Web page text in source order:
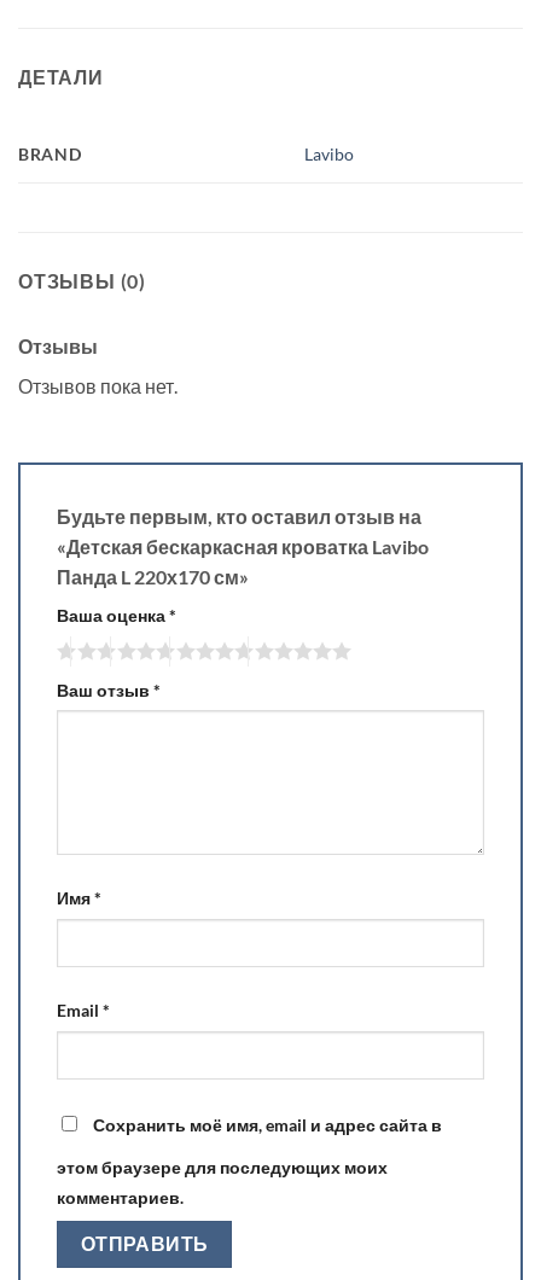
ДЕТАЛИ
BRAND Lavibo
ОТЗЫВЫ (0)
Отзывы
Отзывов пока нет.
Будьте первым, кто оставил отзыв на
«Детская бескаркасная кроватка Lavibo
Панда L 220х170 см»
Ваша оценка*
Ваш отзыв *
Имя*
Email *
Сохранить моё имя, email и адрес сайта в
этом браузере для последующих моих
комментариев.